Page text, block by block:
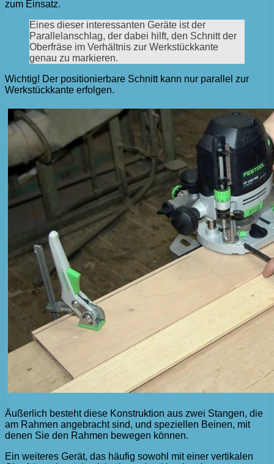
zum Einsatz.
Eines dieser interessanten Geräte ist der
Parallelanschlag, der dabei hilft, den Schnitt der
Oberfräse im Verhältnis zur Werkstückkante
genau zu markieren.
Wichtig! Der positionierbare Schnitt kann nur parallel zur
Werkstückkante erfolgen.
Äußerlich besteht diese Konstruktion aus zwei Stangen, die
am Rahmen angebracht sind, und speziellen Beinen, mit
denen Sie den Rahmen bewegen können.
Ein weiteres Gerät, das häufig sowohl mit einer vertikalen